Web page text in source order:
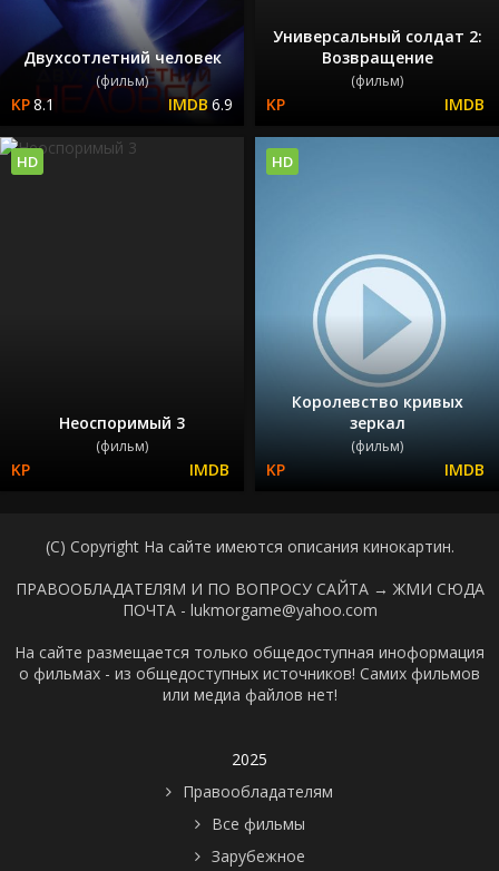
Двухсотлетний человек
(фильм)
8.1 6.9
Универсальный солдат 2:
Возвращение
(фильм)
Неоспоримый 3
(фильм)
HD
Королевство кривых
зеркал
(фильм)
HD
(C) Copyright На сайте имеются описания кинокартин.
ПРАВООБЛАДАТЕЛЯМ И ПО ВОПРОСУ САЙТА → ЖМИ СЮДА
ПОЧТА - lukmorgame@yahoo.com
На сайте размещается только общедоступная иноформация
о фильмах - из общедоступных источников! Самих фильмов
или медиа файлов нет!
2025
Правообладателям
Все фильмы
Зарубежное